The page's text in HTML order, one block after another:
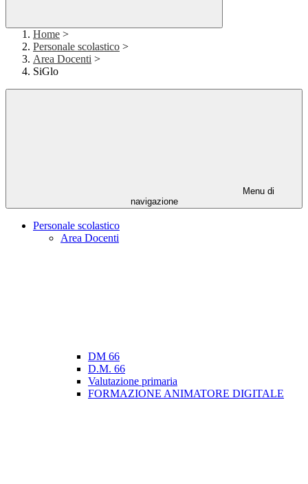
Home >
Personale scolastico >
Area Docenti >
SiGlo
Menu di
navigazione
Personale scolastico
Area Docenti
DM 66
D.M. 66
Valutazione primaria
FORMAZIONE ANIMATORE DIGITALE